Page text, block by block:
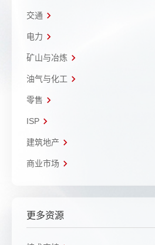
交通
电力
矿山与冶炼
油气与化工
零售
ISP
建筑地产
商业市场
更多资源